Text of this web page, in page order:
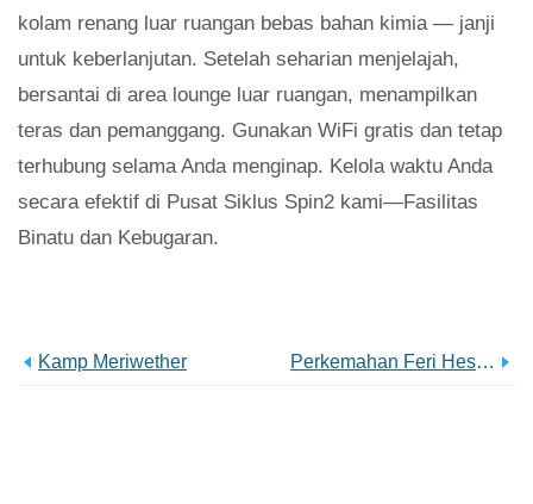
kolam renang luar ruangan bebas bahan kimia — janji
untuk keberlanjutan. Setelah seharian menjelajah,
bersantai di area lounge luar ruangan, menampilkan
teras dan pemanggang. Gunakan WiFi gratis dan tetap
terhubung selama Anda menginap. Kelola waktu Anda
secara efektif di Pusat Siklus Spin2 kami—Fasilitas
Binatu dan Kebugaran.
Kamp Meriwether Perkemahan Feri Hesters